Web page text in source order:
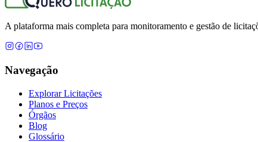
A plataforma mais completa para monitoramento e gestão de
Navegação
Explorar Licitações
Planos e Preços
Órgãos
Blog
Glossário